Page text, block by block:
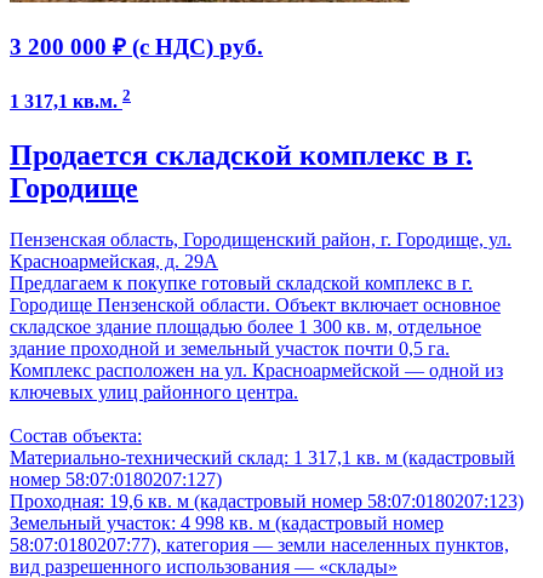
3 200 000 ₽ (с НДС) руб.
1 317,1 кв.м. 2
Продается складской комплекс в г.
Городище
Пензенская область, Городищенский район, г. Городище, ул.
Красноармейская, д. 29А
Предлагаем к покупке готовый складской комплекс в г.
Городище Пензенской области. Объект включает основное
складское здание площадью более 1 300 кв. м, отдельное
здание проходной и земельный участок почти 0,5 га.
Комплекс расположен на ул. Красноармейской — одной из
ключевых улиц районного центра.
Состав объекта:
Материально-технический склад: 1 317,1 кв. м (кадастровый
номер 58:07:0180207:127)
Проходная: 19,6 кв. м (кадастровый номер 58:07:0180207:123)
Земельный участок: 4 998 кв. м (кадастровый номер
58:07:0180207:77), категория — земли населенных пунктов,
вид разрешенного использования — «склады»